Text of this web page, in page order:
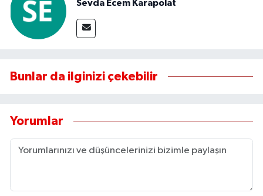
Sevda Ecem Karapolat
Bunlar da ilginizi çekebilir
Yorumlar